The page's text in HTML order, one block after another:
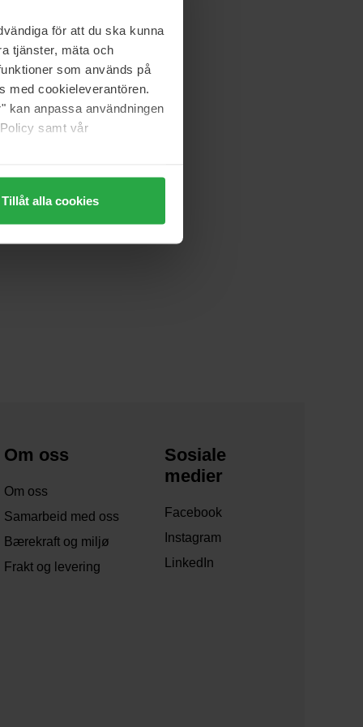
för att du ska kunna
tjänster, mäta och
som används på
med cookieleverantören.
kan anpassa användningen
samt vår
Tillåt alla cookies
Om oss
Om oss
Samarbeid med oss
Bærekraft og miljø
Frakt og levering
Sosiale
medier
Facebook
Instagram
LinkedIn